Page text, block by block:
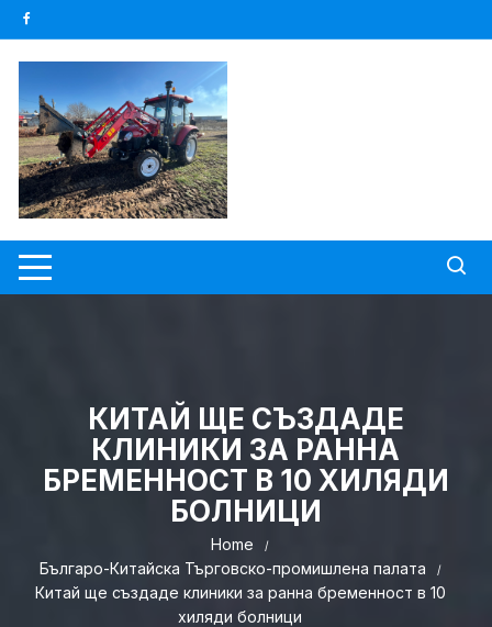
Skip
to
content
КИТАЙ ЩЕ СЪЗДАДЕ
КЛИНИКИ ЗА РАННА
БРЕМЕННОСТ В 10 ХИЛЯДИ
БОЛНИЦИ
Home
Българо-Китайска Търговско-промишлена палaта
Китай ще създаде клиники за ранна бременност в 10
хиляди болници